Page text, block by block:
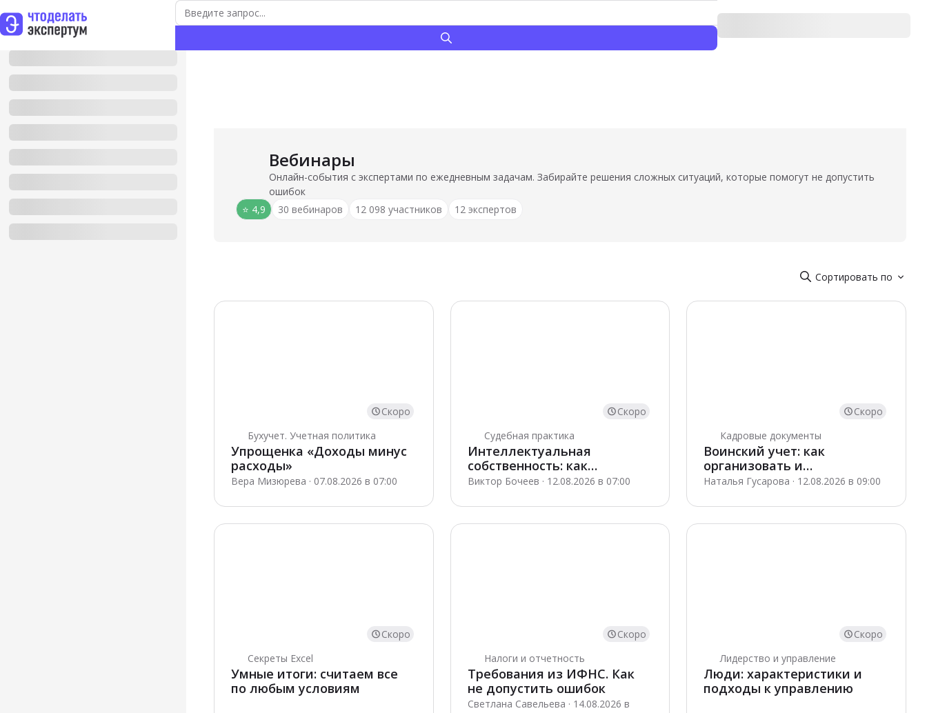
Вебинары
Онлайн-события с экспертами по ежедневным задачам. Забирайте решения сложных ситуаций, которые помогут не допустить
ошибок
⭐️ 4,9
30 вебинаров 12 098 участников 12 экспертов
Сортировать по
Скоро
Бухучет. Учетная политика
Упрощенка «Доходы минус
расходы»
Вера Мизюрева · 07.08.2026 в 07:00
Скоро
Судебная практика
Интеллектуальная
собственность: как
изменились судебные
Виктор Бочеев · 12.08.2026 в 07:00
Скоро
Кадровые документы
Воинский учет: как
организовать и
подготовиться к проверкам
Наталья Гусарова · 12.08.2026 в 09:00
Скоро
Секреты Excel
Умные итоги: считаем все
по любым условиям
Скоро
Налоги и отчетность
Требования из ИФНС. Как
не допустить ошибок
Светлана Савельева · 14.08.2026 в
Скоро
Лидерство и управление
Люди: характеристики и
подходы к управлению